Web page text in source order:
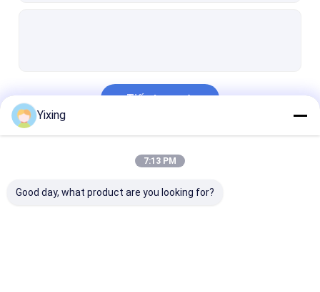
Tiếp tục
Danh Mục Của Chúng Tôi
Yixing
7:13 PM
Good day, what product are you looking for?